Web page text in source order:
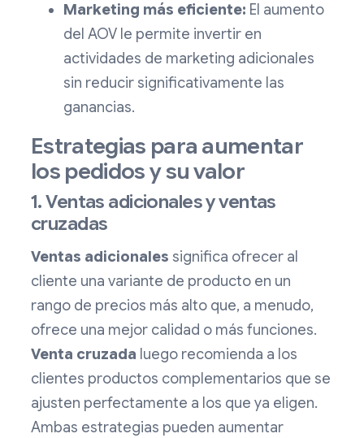
Marketing más eficiente: El aumento
del AOV le permite invertir en
actividades de marketing adicionales
sin reducir significativamente las
ganancias.
Estrategias para aumentar
los pedidos y su valor
1. Ventas adicionales y ventas
cruzadas
Ventas adicionales significa ofrecer al
cliente una variante de producto en un
rango de precios más alto que, a menudo,
ofrece una mejor calidad o más funciones.
Venta cruzada luego recomienda a los
clientes productos complementarios que se
ajusten perfectamente a los que ya eligen.
Ambas estrategias pueden aumentar